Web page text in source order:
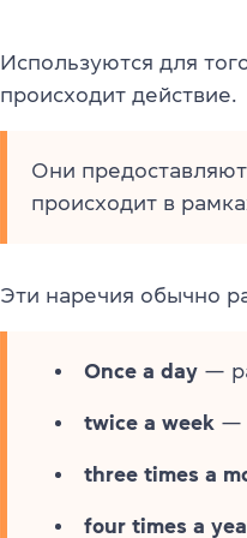
Используются для
происходит действие.
Они
происходит в
Эти наречия обычно
Once a day —
twice a week —
three times a
four times a